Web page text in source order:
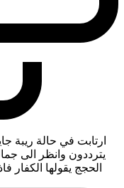
ارتابت في حالة
يترددون وانظر الى
الحجج يقولها الكفار